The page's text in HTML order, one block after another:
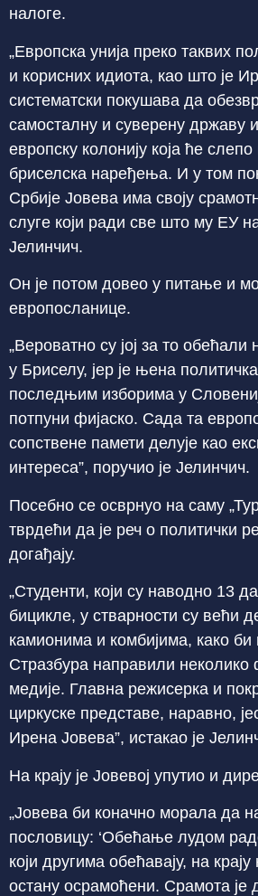
налоге.
„Европска унија преко таквих
и корисних идиота, као што је
систематски покушава да
самосталну и суверену државу
европску колонију која ће
бриселска наређења. И у том
Србије Јовева има своју
слуге који ради све што му ЕУ
Јелинчич.
Он је потом довео у питање и
европосланице.
„Вероватно су јој за то обећали
у Бриселу, јер је њена
последњим изборима у
потпуни фијаско. Сада та
сопствене памети делује као
интереса”, поручио је Јелинчич.
Посебно се осврнуо на саму
тврдећи да је реч о политички
догађају.
„Студенти, који су наводно 13
бицикле, у стварности су већи
камионима и комбијима, како би
Стразбура направили неколико
медије. Главна режисерка и
циркуске представе, наравно,
Ирена Јовева”, истакао је
На крају је Јовевој упутио и
„Јовева би коначно морала да
пословицу: ‘Обећање лудом
који другима обећавају, на
остану осрамоћени. Срамота је